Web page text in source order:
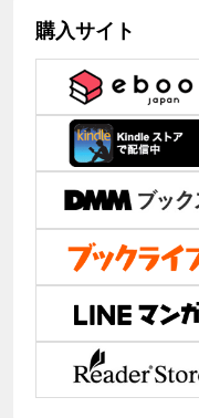
購入サイト